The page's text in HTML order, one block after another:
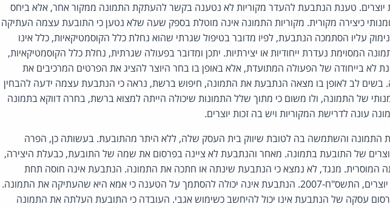
יוצרים. טענת הנתבעת להעדר מקוריות לא נטענה בקשר להעתקת התמונה ממקור אחר, אלא ביחס
כיצירה מקורית. מקוריות התמונה אינה מוטלת בספק שעה שלא נטען כי התובעת עצמה העתיקה
עליו הסתמכה הנתבעת, לפיו מדובר בטיפול שגרתי שהוא נחלת כלל הקוסמטיקאיות, כלל אינו
המסוימת נעדרת ייחודיות או יצירתיות. יתכן ומדובר בפעולה שגרתית, נחלת כלל הקוסמטיקאיות,
לא בייחודה של הפעולה המתועדת, אלא באופן בו בחר היוצר להציג את הפרטים המרכיבים את
בשים לב לאופן בו מצאה הנתבעת את התמונה, חיפוש ברשת, נראה כי הנתבעת עצמה ידעה להבחין
של התמונה, ולו משום כי מתוך שלל התמונות שיכולה הייתה למצוא ברשת, בחרה דווקא בתמונה
עונה לדרישת המקוריות ויש בה זכות יוצרים.
התמונה והשתמשה בה לטובת שיווק בית העסק שלה, ללא היתר מהתובעת. בעשותה כן, הפרה
של התובעת בתמונה. מאחר והנתבעת לא ציינה בפרסום את שמה של התובעת, כבעלת היצירה,
המוסרית. מנגד, לא נמצא כי הנתבעת שינתה או חתכה את התמונה. הנתבעת אינה חוסה תחת
ההגנות שבחוק זכות יוצרים, התשס"ח-2007. הנתבעת אינה יכולה להסתמך על הטענה כי אמא היא שהעתיקה את התמונה.
עסקה של הנתבעת אינו יכול להיחשב כשימוש אגבי. העובדה כי התובעת העלתה את התמונה